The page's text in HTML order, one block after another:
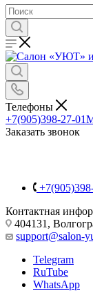
Телефоны
+7(905)398-27-01
Заказать звонок
Контактная
404131,
support@salon-
Telegram
RuTube
WhatsApp